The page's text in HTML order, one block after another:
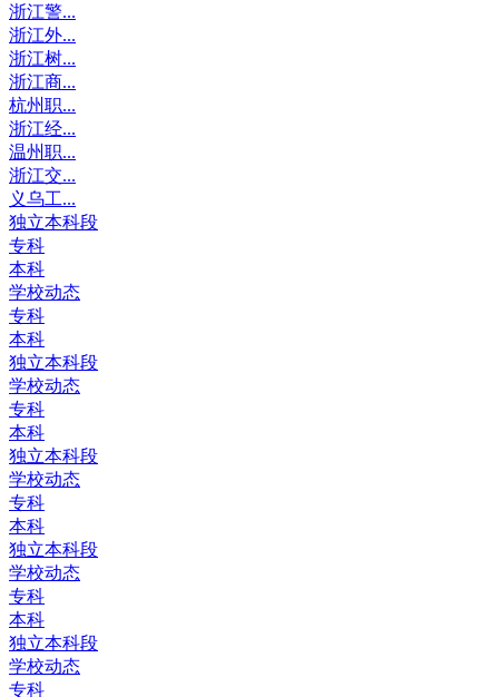
浙江警...
浙江外...
浙江树...
浙江商...
杭州职...
浙江经...
温州职...
浙江交...
义乌工...
独立本科段
专科
本科
学校动态
专科
本科
独立本科段
学校动态
专科
本科
独立本科段
学校动态
专科
本科
独立本科段
学校动态
专科
本科
独立本科段
学校动态
专科